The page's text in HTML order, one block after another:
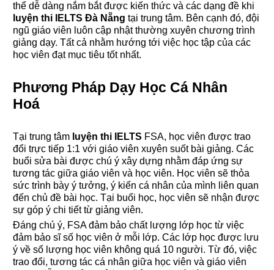
thể dễ dàng nắm bắt được kiến thức và các dạng đề khi
luyện thi IELTS Đà Nẵng tại trung tâm. Bên cạnh đó, đội
ngũ giáo viên luôn cập nhật thường xuyên chương trình
giảng dạy. Tất cả nhằm hướng tới việc học tập của các
học viên đạt mục tiêu tốt nhất.
Phương Pháp Dạy Học Cá Nhân
Hoá
Tại trung tâm luyện thi IELTS FSA, học viên được trao
đổi trực tiếp 1:1 với giáo viên xuyên suốt bài giảng. Các
buổi sửa bài được chú ý xây dựng nhằm đáp ứng sự
tương tác giữa giáo viên và học viên. Học viên sẽ thỏa
sức trình bày ý tưởng, ý kiến cá nhân của mình liên quan
đến chủ đề bài học. Tại buổi học, học viên sẽ nhận được
sự góp ý chi tiết từ giảng viên.
Đáng chú ý, FSA đảm bảo chất lượng lớp học từ việc
đảm bảo sĩ số học viên ở mỗi lớp. Các lớp học được lưu
ý về số lượng học viên không quá 10 người. Từ đó, việc
trao đổi, tương tác cá nhân giữa học viên và giáo viên